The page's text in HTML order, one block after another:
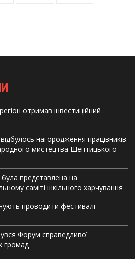
отримав інвеcтиційний
нагородження працівників
мистецтва Шептицького
представлена на
саміті шкільного харчування
проводити фестивалі
Форум справедливої
громад